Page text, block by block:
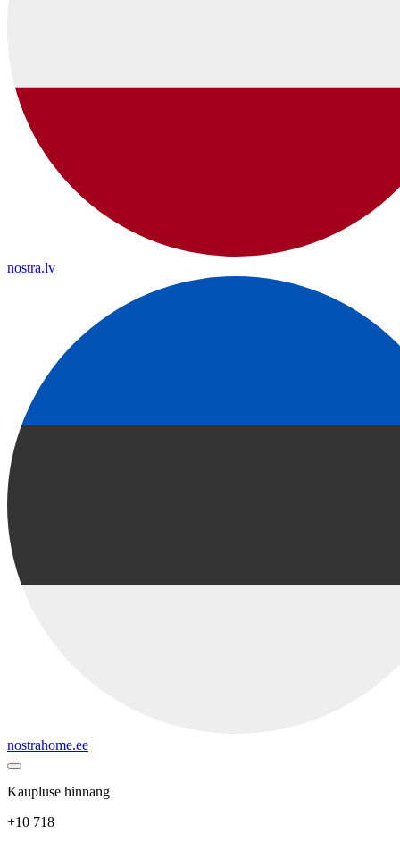
nostra.lv
nostrahome.ee
Kaupluse hinnang
+10 718